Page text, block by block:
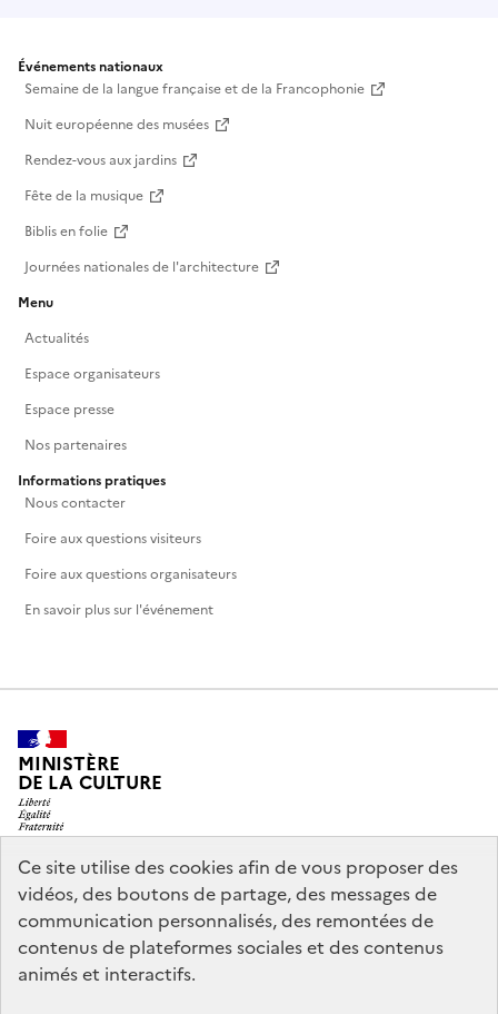
Ce site utilise des cookies afin de vous proposer des
vidéos, des boutons de partage, des messages de
communication personnalisés, des remontées de
contenus de plateformes sociales et des contenus
animés et interactifs.
Événements nationaux
Semaine de la langue française et de la Francophonie
Nuit européenne des musées
Rendez-vous aux jardins
Fête de la musique
Biblis en folie
Journées nationales de l'architecture
Menu
Actualités
Espace organisateurs
Espace presse
Nos partenaires
Informations pratiques
Nous contacter
Foire aux questions visiteurs
Foire aux questions organisateurs
En savoir plus sur l'événement
MINISTÈRE
DE LA CULTURE
legifrance.gouv.fr
info.gouv.fr
service-public.gouv.fr
data.gouv.fr